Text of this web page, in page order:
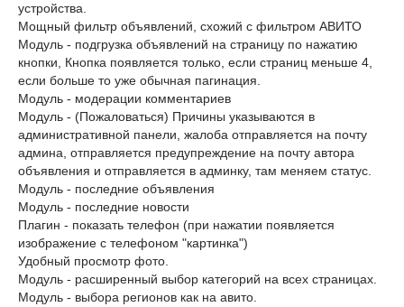
устройства.
Мощный фильтр объявлений, схожий с фильтром АВИТО
Модуль - подгрузка объявлений на страницу по нажатию
кнопки, Кнопка появляется только, если страниц меньше 4,
если больше то уже обычная пагинация.
Модуль - модерации комментариев
Модуль - (Пожаловаться) Причины указываются в
административной панели, жалоба отправляется на почту
админа, отправляется предупреждение на почту автора
объявления и отправляется в админку, там меняем статус.
Модуль - последние объявления
Модуль - последние новости
Плагин - показать телефон (при нажатии появляется
изображение с телефоном "картинка")
Удобный просмотр фото.
Модуль - расширенный выбор категорий на всех страницах.
Модуль - выбора регионов как на авито.